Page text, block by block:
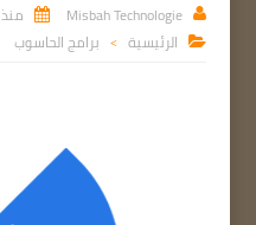

Misbah Technologie
 منذ 2 سنه تقريبا
 الرئيسية > برامج الحاسوب